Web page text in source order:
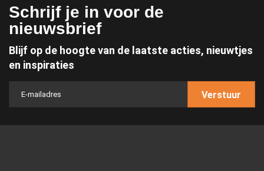
Schrijf je in voor de
nieuwsbrief
Blijf op de hoogte van de laatste acties, nieuwtjes
en inspiraties
Verstuur